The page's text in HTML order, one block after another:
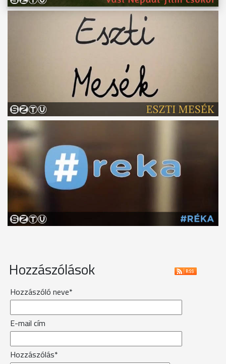
Hozzászólások
Hozzászóló neve*
E-mail cím
Hozzászólás*